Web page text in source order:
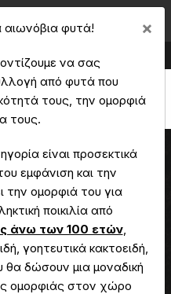
Αιωνόβια Φυτά
×
φυτά!
να σας
από φυτά που
τους, την ομορφιά
τους.
είναι προσεκτικά
εμφάνιση και την
την ομορφιά του για
ποικιλία από
άνω των 100 ετών,
γοητευτικά κακτοειδή,
θα δώσουν μια μοναδική
ομορφιάς στον χώρο